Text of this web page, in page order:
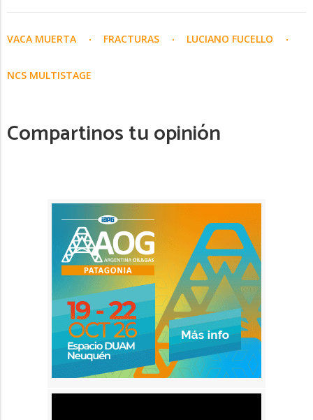
VACA MUERTA FRACTURAS LUCIANO FUCELLO
NCS MULTISTAGE
Compartinos tu opinión